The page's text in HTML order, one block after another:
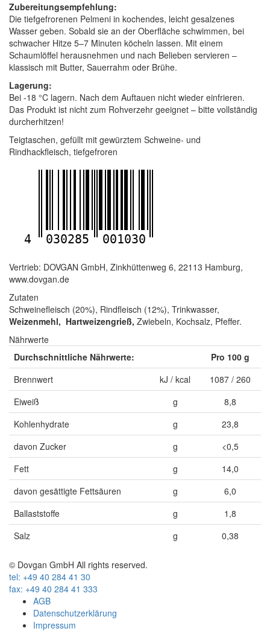
Zubereitungsempfehlung:
Die tiefgefrorenen Pelmeni in kochendes, leicht gesalzenes
Wasser geben. Sobald sie an der Oberfläche schwimmen, bei
schwacher Hitze 5–7 Minuten köcheln lassen. Mit einem
Schaumlöffel herausnehmen und nach Belieben servieren –
klassisch mit Butter, Sauerrahm oder Brühe.
Lagerung:
Bei -18 °C lagern. Nach dem Auftauen nicht wieder einfrieren.
Das Produkt ist nicht zum Rohverzehr geeignet – bitte vollständig
durcherhitzen!
Teigtaschen, gefüllt mit gewürztem Schweine- und
Rindhackfleisch, tiefgefroren
4 030285 001030
Vertrieb: DOVGAN GmbH, Zinkhüttenweg 6, 22113 Hamburg,
www.dovgan.de
Zutaten
Schweinefleisch (20%), Rindfleisch (12%), Trinkwasser,
Weizenmehl, Hartweizengrieß, Zwiebeln, Kochsalz, Pfeffer.
Nährwerte
Durchschnittliche Nährwerte:
Pro 100 g
Brennwert
kJ / kcal
1087 / 260
Eiweiß
g
8,8
Kohlenhydrate
g
23,8
davon Zucker
g
<0,5
Fett
g
14,0
davon gesättigte Fettsäuren
g
6,0
Ballaststoffe
g
1,8
Salz
g 0,38
© Dovgan GmbH All rights reserved.
tel: +49 40 284 41 30
fax: +49 40 284 41 333
AGB
Datenschutzerklärung
Impressum